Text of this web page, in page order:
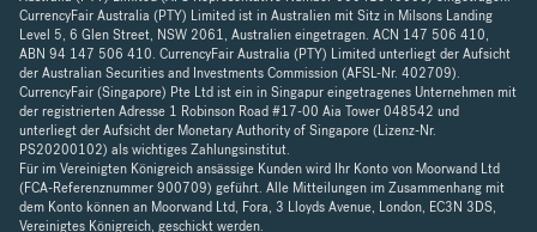
CurrencyFair Australia (PTY) Limited ist in Australien mit Sitz in Milsons Landing
Level 5, 6 Glen Street, NSW 2061, Australien eingetragen. ACN 147 506 410,
ABN 94 147 506 410. CurrencyFair Australia (PTY) Limited unterliegt der Aufsicht
der Australian Securities and Investments Commission (AFSL-Nr. 402709).
CurrencyFair (Singapore) Pte Ltd ist ein in Singapur eingetragenes Unternehmen mit
der registrierten Adresse 1 Robinson Road #17-00 Aia Tower 048542 und
unterliegt der Aufsicht der Monetary Authority of Singapore (Lizenz-Nr.
PS20200102) als wichtiges Zahlungsinstitut.
Für im Vereinigten Königreich ansässige Kunden wird Ihr Konto von Moorwand Ltd
(FCA-Referenznummer 900709) geführt. Alle Mitteilungen im Zusammenhang mit
dem Konto können an Moorwand Ltd, Fora, 3 Lloyds Avenue, London, EC3N 3DS,
Vereinigtes Königreich, geschickt werden.